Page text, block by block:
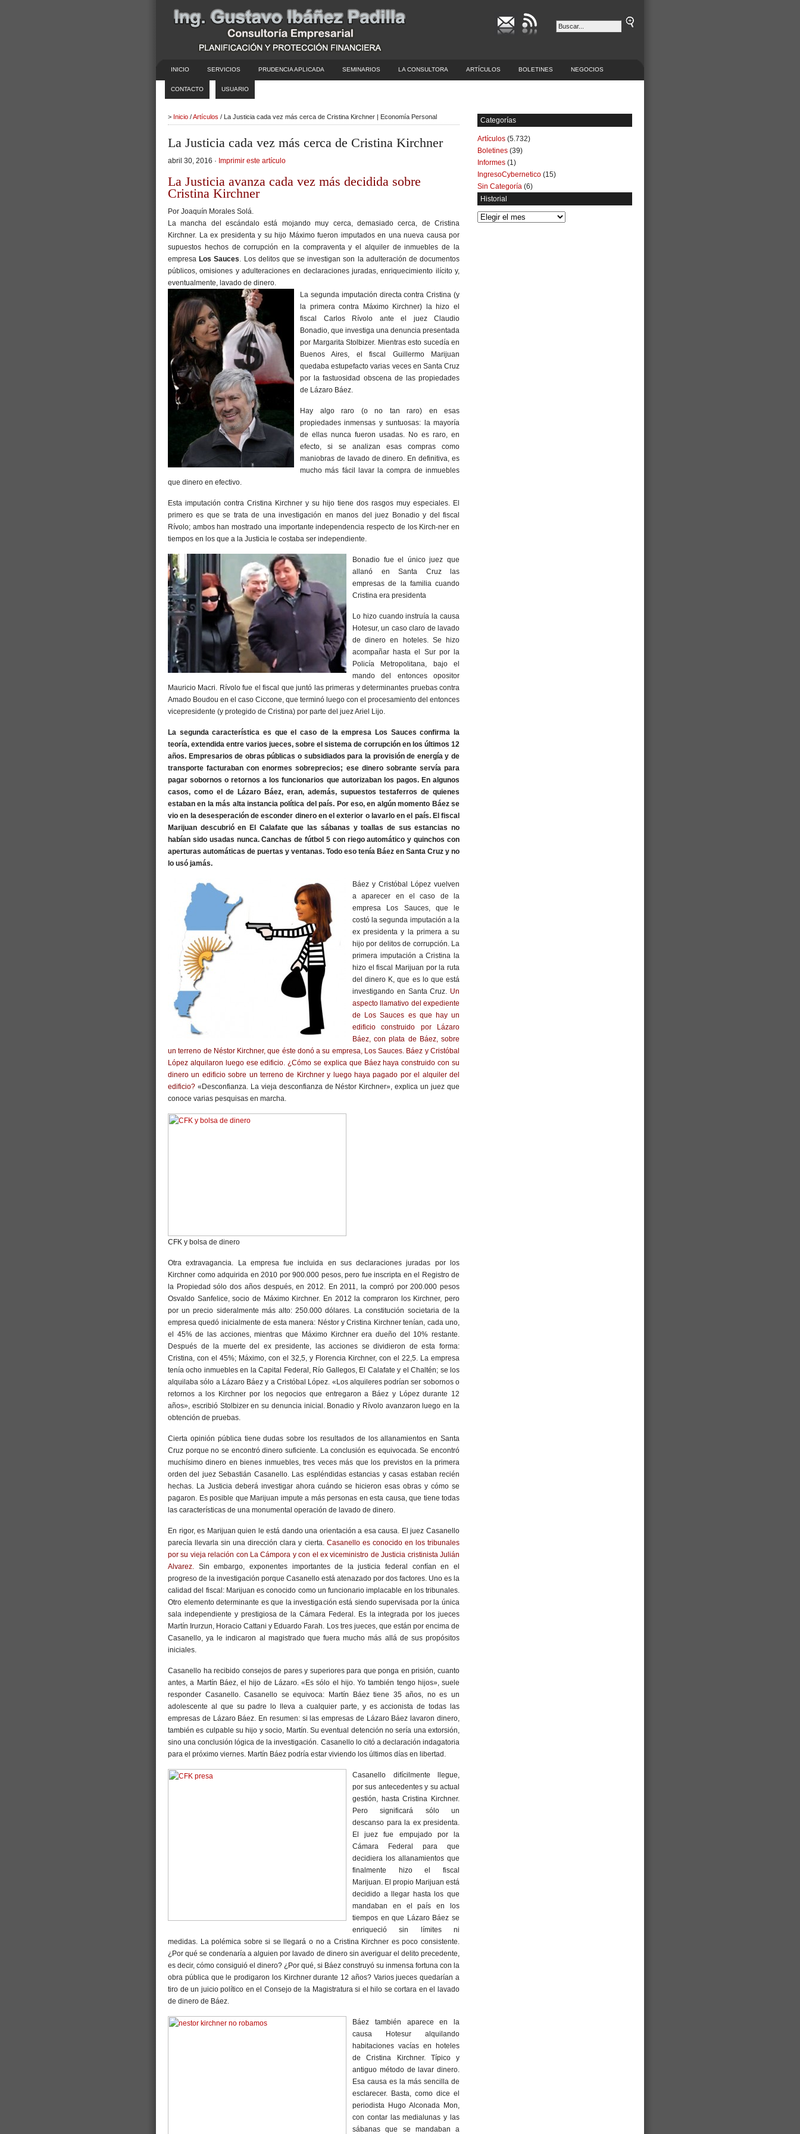
INICIO SERVICIOS PRUDENCIA APLICADA SEMINARIOS LA CONSULTORA ARTÍCULOS BOLETINES NEGOCIOS
CONTACTO USUARIO
> Inicio /Artículos / La Justicia cada vez más cerca de Cristina Kirchner | Economía Personal
La Justicia cada vez más cerca de Cristina Kirchner
abril 30, 2016 · Imprimir este artículo
La Justicia avanza cada vez más decidida sobre
Cristina Kirchner
Por Joaquín Morales Solá.
La mancha del escándalo está mojando muy cerca, demasiado cerca, de Cristina
Kirchner. La ex presidenta y su hijo Máximo fueron imputados en una nueva causa por
supuestos hechos de corrupción en la compraventa y el alquiler de inmuebles de la
empresa Los Sauces. Los delitos que se investigan son la adulteración de documentos
públicos, omisiones y adulteraciones en declaraciones juradas, enriquecimiento ilícito y,
eventualmente, lavado de dinero.
La segunda imputación directa contra Cristina (y
la primera contra Máximo Kirchner) la hizo el
fiscal Carlos Rívolo ante el juez Claudio
Bonadio, que investiga una denuncia presentada
por Margarita Stolbizer. Mientras esto sucedía en
Buenos Aires, el fiscal Guillermo Marijuan
quedaba estupefacto varias veces en Santa Cruz
por la fastuosidad obscena de las propiedades
de Lázaro Báez.
Hay algo raro (o no tan raro) en esas
propiedades inmensas y suntuosas: la mayoría
de ellas nunca fueron usadas. No es raro, en
efecto, si se analizan esas compras como
maniobras de lavado de dinero. En definitiva, es
mucho más fácil lavar la compra de inmuebles
que dinero en efectivo.
Esta imputación contra Cristina Kirchner y su hijo tiene dos rasgos muy especiales. El
primero es que se trata de una investigación en manos del juez Bonadio y del fiscal
Rívolo; ambos han mostrado una importante independencia respecto de los Kirch-ner en
tiempos en los que a la Justicia le costaba ser independiente.
Bonadio fue el único juez que
allanó en Santa Cruz las
empresas de la familia cuando
Cristina era presidenta
Lo hizo cuando instruía la causa
Hotesur, un caso claro de lavado
de dinero en hoteles. Se hizo
acompañar hasta el Sur por la
Policía Metropolitana, bajo el
mando del entonces opositor
Mauricio Macri. Rívolo fue el fiscal que juntó las primeras y determinantes pruebas contra
Amado Boudou en el caso Ciccone, que terminó luego con el procesamiento del entonces
vicepresidente (y protegido de Cristina) por parte del juez Ariel Lijo.
La segunda característica es que el caso de la empresa Los Sauces confirma la
teoría, extendida entre varios jueces, sobre el sistema de corrupción en los últimos 12
años. Empresarios de obras públicas o subsidiados para la provisión de energía y de
transporte facturaban con enormes sobreprecios; ese dinero sobrante servía para
pagar sobornos o retornos a los funcionarios que autorizaban los pagos. En algunos
casos, como el de Lázaro Báez, eran, además, supuestos testaferros de quienes
estaban en la más alta instancia política del país. Por eso, en algún momento Báez se
vio en la desesperación de esconder dinero en el exterior o lavarlo en el país. El fiscal
Marijuan descubrió en El Calafate que las sábanas y toallas de sus estancias no
habían sido usadas nunca. Canchas de fútbol 5 con riego automático y quinchos con
aperturas automáticas de puertas y ventanas. Todo eso tenía Báez en Santa Cruz y no
lo usó jamás.
Báez y Cristóbal López vuelven
a aparecer en el caso de la
empresa Los Sauces, que le
costó la segunda imputación a la
ex presidenta y la primera a su
hijo por delitos de corrupción. La
primera imputación a Cristina la
hizo el fiscal Marijuan por la ruta
del dinero K, que es lo que está
investigando en Santa Cruz. Un
aspecto llamativo del expediente
de Los Sauces es que hay un
edificio construido por Lázaro
Báez, con plata de Báez, sobre
un terreno de Néstor Kirchner, que éste donó a su empresa, Los Sauces. Báez y Cristóbal
López alquilaron luego ese edificio. ¿Cómo se explica que Báez haya construido con su
dinero un edificio sobre un terreno de Kirchner y luego haya pagado por el alquiler del
edificio? «Desconfianza. La vieja desconfianza de Néstor Kirchner», explica un juez que
conoce varias pesquisas en marcha.
CFK y bolsa de dinero
Otra extravagancia. La empresa fue incluida en sus declaraciones juradas por los
Kirchner como adquirida en 2010 por 900.000 pesos, pero fue inscripta en el Registro de
la Propiedad sólo dos años después, en 2012. En 2011, la compró por 200.000 pesos
Osvaldo Sanfelice, socio de Máximo Kirchner. En 2012 la compraron los Kirchner, pero
por un precio sideralmente más alto: 250.000 dólares. La constitución societaria de la
empresa quedó inicialmente de esta manera: Néstor y Cristina Kirchner tenían, cada uno,
el 45% de las acciones, mientras que Máximo Kirchner era dueño del 10% restante.
Después de la muerte del ex presidente, las acciones se dividieron de esta forma:
Cristina, con el 45%; Máximo, con el 32,5, y Florencia Kirchner, con el 22,5. La empresa
tenía ocho inmuebles en la Capital Federal, Río Gallegos, El Calafate y el Chaltén; se los
alquilaba sólo a Lázaro Báez y a Cristóbal López. «Los alquileres podrían ser sobornos o
retornos a los Kirchner por los negocios que entregaron a Báez y López durante 12
años», escribió Stolbizer en su denuncia inicial. Bonadio y Rívolo avanzaron luego en la
obtención de pruebas.
Cierta opinión pública tiene dudas sobre los resultados de los allanamientos en Santa
Cruz porque no se encontró dinero suficiente. La conclusión es equivocada. Se encontró
muchísimo dinero en bienes inmuebles, tres veces más que los previstos en la primera
orden del juez Sebastián Casanello. Las espléndidas estancias y casas estaban recién
hechas. La Justicia deberá investigar ahora cuándo se hicieron esas obras y cómo se
pagaron. Es posible que Marijuan impute a más personas en esta causa, que tiene todas
las características de una monumental operación de lavado de dinero.
En rigor, es Marijuan quien le está dando una orientación a esa causa. El juez Casanello
parecía llevarla sin una dirección clara y cierta. Casanello es conocido en los tribunales
por su vieja relación con La Cámpora y con el ex viceministro de Justicia cristinista Julián
Alvarez. Sin embargo, exponentes importantes de la justicia federal confían en el
progreso de la investigación porque Casanello está atenazado por dos factores. Uno es la
calidad del fiscal: Marijuan es conocido como un funcionario implacable en los tribunales.
Otro elemento determinante es que la investigación está siendo supervisada por la única
sala independiente y prestigiosa de la Cámara Federal. Es la integrada por los jueces
Martín Irurzun, Horacio Cattani y Eduardo Farah. Los tres jueces, que están por encima de
Casanello, ya le indicaron al magistrado que fuera mucho más allá de sus propósitos
iniciales.
Casanello ha recibido consejos de pares y superiores para que ponga en prisión, cuanto
antes, a Martín Báez, el hijo de Lázaro. «Es sólo el hijo. Yo también tengo hijos», suele
responder Casanello. Casanello se equivoca: Martín Báez tiene 35 años, no es un
adolescente al que su padre lo lleva a cualquier parte, y es accionista de todas las
empresas de Lázaro Báez. En resumen: si las empresas de Lázaro Báez lavaron dinero,
también es culpable su hijo y socio, Martín. Su eventual detención no sería una extorsión,
sino una conclusión lógica de la investigación. Casanello lo citó a declaración indagatoria
para el próximo viernes. Martín Báez podría estar viviendo los últimos días en libertad.
Casanello difícilmente llegue,
por sus antecedentes y su actual
gestión, hasta Cristina Kirchner.
Pero significará sólo un
descanso para la ex presidenta.
El juez fue empujado por la
Cámara Federal para que
decidiera los allanamientos que
finalmente hizo el fiscal
Marijuan. El propio Marijuan está
decidido a llegar hasta los que
mandaban en el país en los
tiempos en que Lázaro Báez se
enriqueció sin límites ni
medidas. La polémica sobre si se llegará o no a Cristina Kirchner es poco consistente.
¿Por qué se condenaría a alguien por lavado de dinero sin averiguar el delito precedente,
es decir, cómo consiguió el dinero? ¿Por qué, si Báez construyó su inmensa fortuna con la
obra pública que le prodigaron los Kirchner durante 12 años? Varios jueces quedarían a
tiro de un juicio político en el Consejo de la Magistratura si el hilo se cortara en el lavado
de dinero de Báez.
Báez también aparece en la
causa Hotesur alquilando
habitaciones vacías en hoteles
de Cristina Kirchner. Típico y
antiguo método de lavar dinero.
Esa causa es la más sencilla de
esclarecer. Basta, como dice el
periodista Hugo Alconada Mon,
con contar las medialunas y las
sábanas que se mandaban a
Categorías
Artículos (5.732)
Boletines (39)
Informes (1)
IngresoCybernetico (15)
Sin Categoría (6)
Historial
Historial